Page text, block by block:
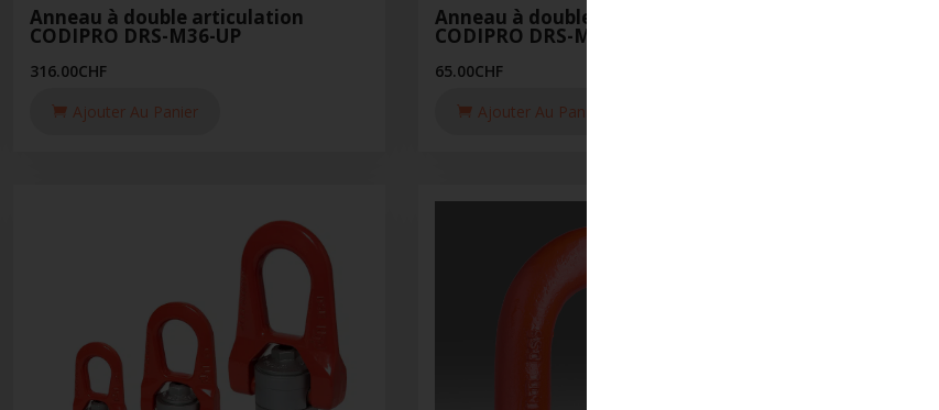
Anneau à double articulation
CODIPRO DRS-M36-UP
316.00CHF
Ajouter Au Panier
Anneau à double articulation
CODIPRO DRS-M5-UP
65.00CHF
Ajouter Au Panier